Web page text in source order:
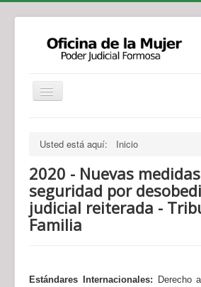
Legislación
Novedades
Recursos y Servicios de Atención
Usted está aquí: Inicio
2020 - Nuevas
seguridad por
judicial reiterada -
Familia
Estándares Internacionales: Derecho